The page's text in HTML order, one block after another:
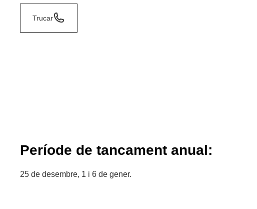
Trucar
Període de tancament anual:
25 de desembre, 1 i 6 de gener.